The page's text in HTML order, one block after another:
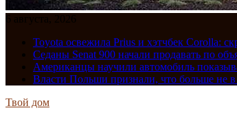
6 августа, 2026
Toyota освежила Prius и хэтчбек Corolla:
Седаны Senat 900 начали продавать по
Американцы научили автомобиль
Власти Польши признали, что больше не
Твой дом